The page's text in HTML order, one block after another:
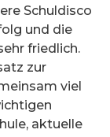
Schuldisco
und die
friedlich.
zur
viel
aktuelle